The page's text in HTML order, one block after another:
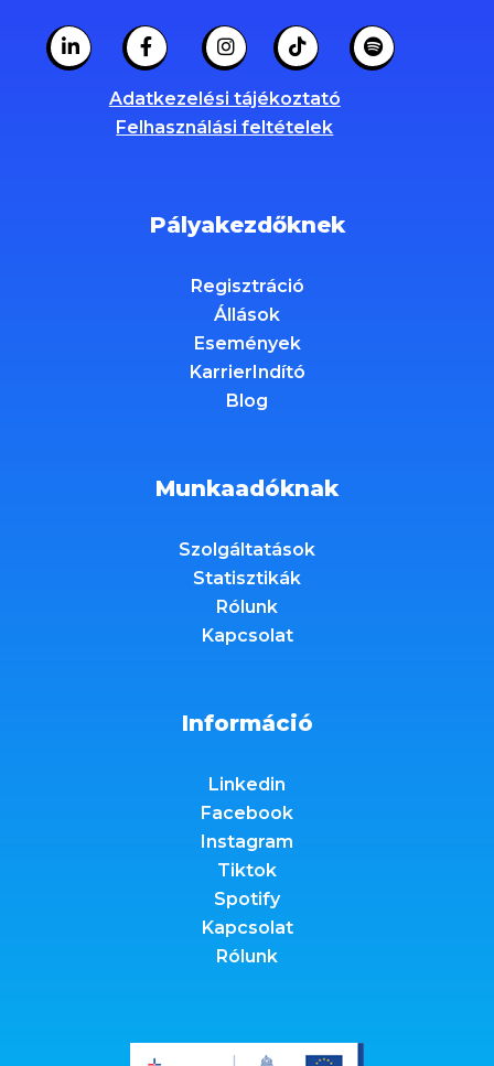
Adatkezelési tájékoztató
Felhasználási feltételek
Pályakezdőknek
Regisztráció
Állások
Események
KarrierIndító
Blog
Munkaadóknak
Szolgáltatások
Statisztikák
Rólunk
Kapcsolat
Információ
Linkedin
Facebook
Instagram
Tiktok
Spotify
Kapcsolat
Rólunk